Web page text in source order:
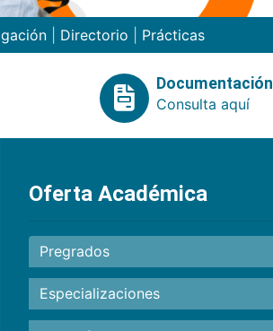
| Directorio Prácticas
Documentación
Consulta aquí
Oferta Académica
Pregrados
Especializaciones